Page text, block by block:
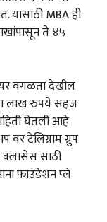
यासाठी MBA ही
ते ४५
वगळता देखील
लाख रुपये सहज
घेतली आहे
टेलिग्राम ग्रुप
क्लासेस साठी
फाउंडेशन प्ले